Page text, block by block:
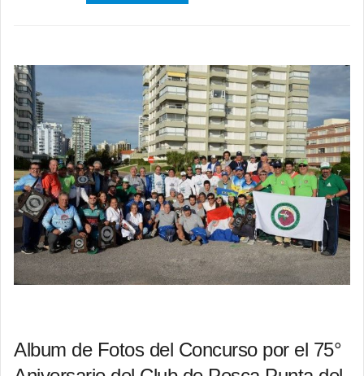
Album de Fotos del Concurso por el 75°